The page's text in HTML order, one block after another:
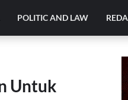
POLITIC AND LAW
Untuk